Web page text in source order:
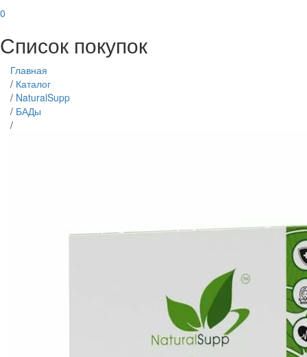
0
Список покупок
Главная
/ Каталог
/ NaturalSupp
/ БАДы
/